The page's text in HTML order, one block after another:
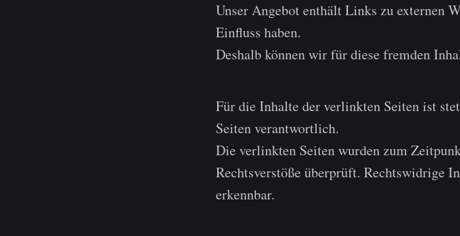
Unser Angebot enthält Links zu externen
Einfluss haben.
Deshalb können wir für diese fremden
Für die Inhalte der verlinkten Seiten ist
Seiten verantwortlich.
Die verlinkten Seiten wurden zum
Rechtsverstöße überprüft. Rechtswidrige
erkennbar.